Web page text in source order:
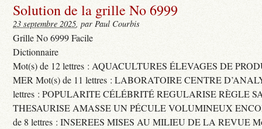
Solution de la grille No 6999
23 septembre 2025, par Paul Courbis
Grille No 6999 Facile
Dictionnaire
Mot(s) de 12 lettres : AQUACULTURES ÉLEVAGES DE
MER Mot(s) de 11 lettres : LABORATOIRE CENTRE
lettres : POPULARITE CÉLÉBRITÉ REGULARISE RÈGLE
THESAURISE AMASSE UN PÉCULE VOLUMINEUX
de 8 lettres : INSEREES MISES AU MILIEU DE LA REVUE